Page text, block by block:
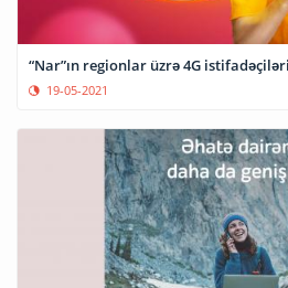
“Nar”ın regionlar üzrə 4G
19-05-2021